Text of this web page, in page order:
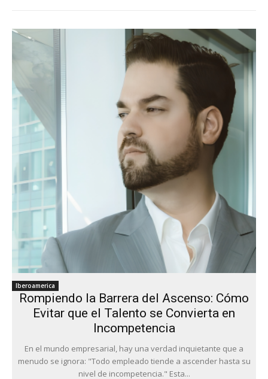
Iberoamerica
Rompiendo la Barrera del Ascenso: Cómo
Evitar que el Talento se Convierta en
Incompetencia
En el mundo empresarial, hay una verdad inquietante que a
menudo se ignora: "Todo empleado tiende a ascender hasta su
nivel de incompetencia." Esta...